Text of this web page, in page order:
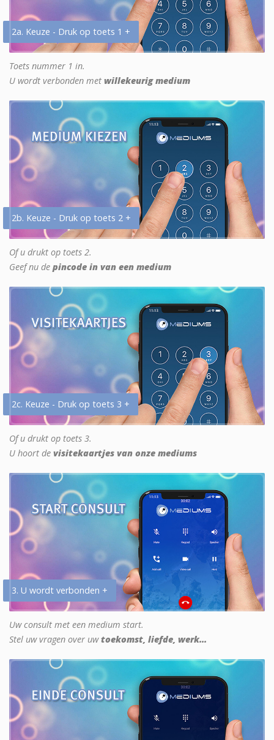
2a. Keuze - Druk op toets 1 +
Toets nummer 1 in.
U wordt verbonden met willekeurig medium
2b. Keuze - Druk op toets 2 +
Of u drukt op toets 2.
Geef nu de pincode in van een medium
2c. Keuze - Druk op toets 3 +
Of u drukt op toets 3.
U hoort de visitekaartjes van onze mediums
3. U wordt verbonden +
Uw consult met een medium start.
Stel uw vragen over uwtoekomst, liefde, werk...